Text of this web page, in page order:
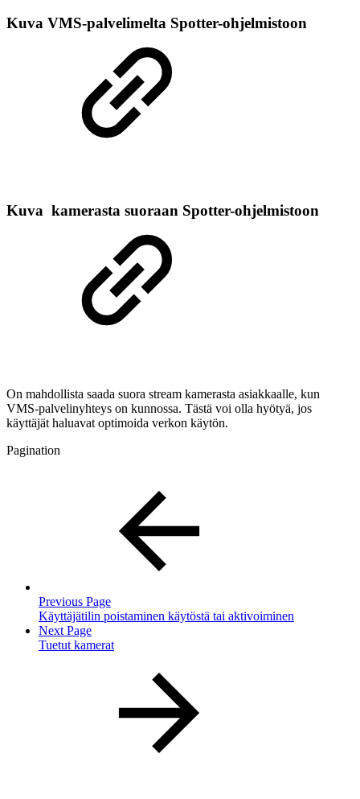
Kuva VMS-palvelimelta Spotter-ohjelmistoon
Kuva kamerasta suoraan Spotter-ohjelmistoon
On mahdollista saada suora stream kamerasta asiakkaalle, kun
VMS-palvelinyhteys on kunnossa. Tästä voi olla hyötyä, jos
käyttäjät haluavat optimoida verkon käytön.
Pagination
Previous Page
Käyttäjätilin poistaminen käytöstä tai aktivoiminen
Next Page
Tuetut kamerat